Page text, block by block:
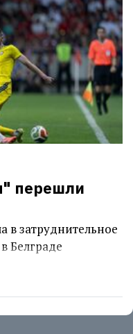
перешли
в затруднительное
Белграде